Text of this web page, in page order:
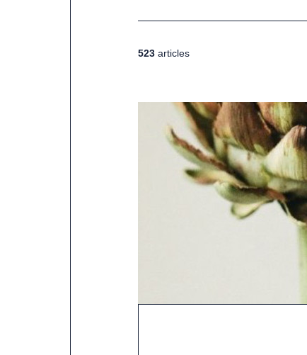
523articles